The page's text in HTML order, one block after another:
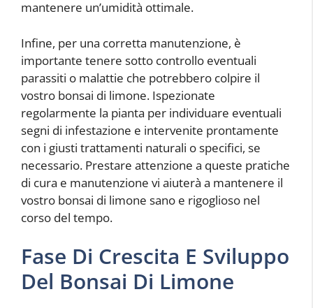
mantenere un’umidità ottimale.
Infine, per una corretta manutenzione, è
importante tenere sotto controllo eventuali
parassiti o malattie che potrebbero colpire il
vostro bonsai di limone. Ispezionate
regolarmente la pianta per individuare eventuali
segni di infestazione e intervenite prontamente
con i giusti trattamenti naturali o specifici, se
necessario. Prestare attenzione a queste pratiche
di cura e manutenzione vi aiuterà a mantenere il
vostro bonsai di limone sano e rigoglioso nel
corso del tempo.
Fase Di Crescita E Sviluppo
Del Bonsai Di Limone